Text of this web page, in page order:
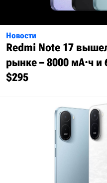
Новости
Redmi Note 17
рынке – 8000 мА·ч и
$295